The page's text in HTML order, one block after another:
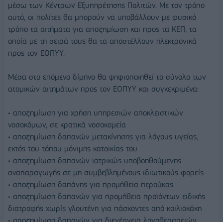
μέσω των Κέντρων Εξυπηρέτησης Πολιτών. Με τον τρόπο
αυτό, οι πολίτες θα μπορούν να υποβάλλουν με φυσικό
τρόπο τα αιτήματα για αποζημίωση και προς τα ΚΕΠ, τα
οποία με τη σειρά τους θα τα αποστέλλουν ηλεκτρονικά
προς τον ΕΟΠΥΥ.
Μέσα στο επόμενο δίμηνο θα ψηφιοποιηθεί το σύνολο των
ατομικών αιτημάτων προς τον ΕΟΠΥΥ και συγκεκριμένα:
• αποζημίωση για χρήση υπηρεσιών αποκλειστικών
νοσοκόμων, σε κρατικά νοσοκομεία
• αποζημίωση δαπανών μετακίνησης για λόγους υγείας,
εκτός του τόπου μόνιμης κατοικίας του
• αποζημίωση δαπανών ιατρικώς υποβοηθούμενης
αναπαραγωγής σε μη συμβεβλημένους ιδιωτικούς φορείς
• αποζημίωση δαπάνης για προμήθεια περούκας
• αποζημίωση δαπανών για προμήθεια προϊόντων ειδικής
διατροφής χωρίς γλουτένη για πάσχοντες από κοιλιοκάκη